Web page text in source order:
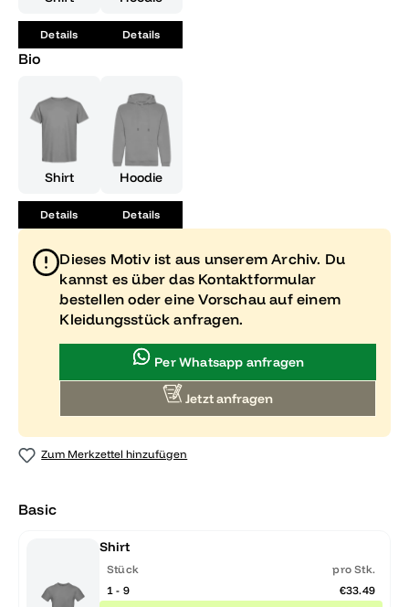
Details Details
Bio
Shirt
Details
Hoodie
Details
Dieses Motiv ist aus unserem Archiv. Du
kannst es über das Kontaktformular
bestellen oder eine Vorschau auf einem
Kleidungsstück anfragen.
Per Whatsapp anfragen
Jetzt anfragen
Zum Merkzettel hinzufügen
Basic
Shirt
Stück
pro Stk.
1 - 9
€33.49